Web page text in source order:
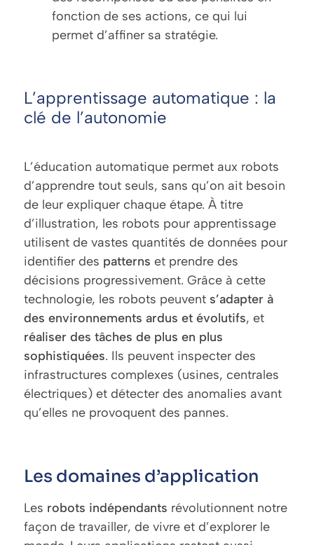
fonction de ses actions, ce qui lui
permet d’affiner sa stratégie.
L’apprentissage automatique : la
clé de l’autonomie
L’éducation automatique permet aux robots
d’apprendre tout seuls, sans qu’on ait besoin
de leur expliquer chaque étape. À titre
d’illustration, les robots pour apprentissage
utilisent de vastes quantités de données pour
identifier des patterns et prendre des
décisions progressivement. Grâce à cette
technologie, les robots peuvent s’adapter à
des environnements ardus et évolutifs, et
réaliser des tâches de plus en plus
sophistiquées. Ils peuvent inspecter des
infrastructures complexes (usines, centrales
électriques) et détecter des anomalies avant
qu’elles ne provoquent des pannes.
Les domaines d’application
Les robots indépendants révolutionnent notre
façon de travailler, de vivre et d’explorer le